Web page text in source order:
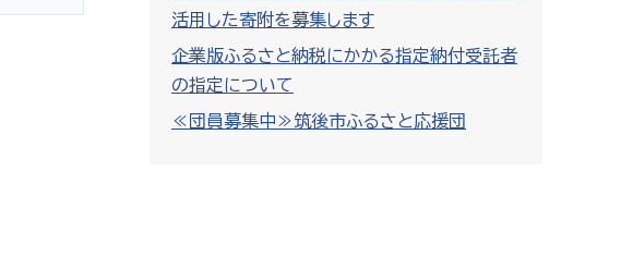
活用した寄附を募集します
企業版ふるさと納税にかかる指定納付受託者
の指定について
≪団員募集中≫筑後市ふるさと応援団